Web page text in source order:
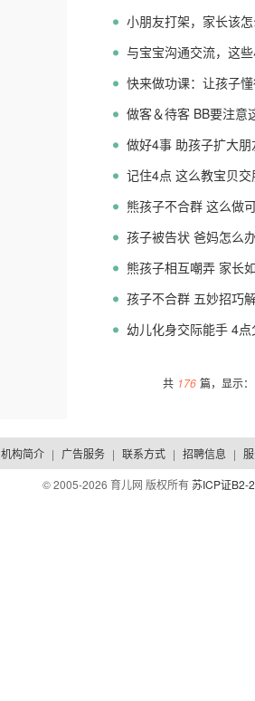
小朋友打架，家长该
与宝宝沟通交流，这
快来做功课：让孩子
做客＆待客 BB要注意
做好4事 助孩子扩大朋
记住4点 这么教宝贝交
熊孩子不合群 这么做
孩子被告状 爸妈怎么
熊孩子相互嘲弄 家长
孩子不合群 五妙招巧
幼儿化身交际能手 4
共 176 篇，显示
机构简介 | 广告服务 | 联系方式 | 招聘信息 |
© 2005-2026 育儿网 版权所有苏ICP证B2-